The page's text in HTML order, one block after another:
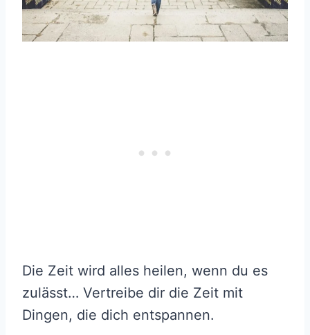
Die Zeit wird alles heilen, wenn du es
zulässt… Vertreibe dir die Zeit mit
Dingen, die dich entspannen.